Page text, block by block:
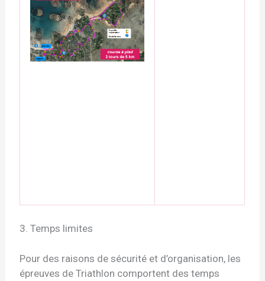
3. Temps limites
Pour des raisons de sécurité et d’organisation, les
épreuves de Triathlon comportent des temps